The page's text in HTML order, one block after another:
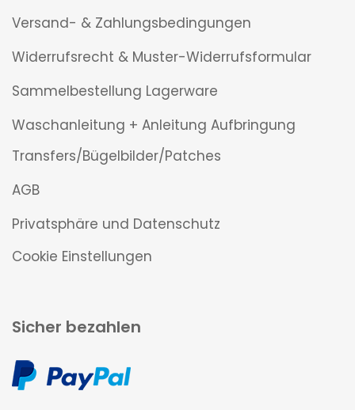
Versand- & Zahlungsbedingungen
Widerrufsrecht & Muster-Widerrufsformular
Sammelbestellung Lagerware
Waschanleitung + Anleitung Aufbringung
Transfers/Bügelbilder/Patches
AGB
Privatsphäre und Datenschutz
Cookie Einstellungen
Sicher bezahlen